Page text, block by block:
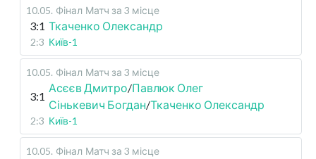
10.05. Фінал Матч за 3 місце
3:1 Ткаченко Олександр
2:3 Київ-1
10.05. Фінал Матч за 3 місце
3:1
Асєєв Дмитро/Павлюк Олег
Сінькевич Богдан/Ткаченко Олександр
2:3 Київ-1
10.05. Фінал Матч за 3 місце